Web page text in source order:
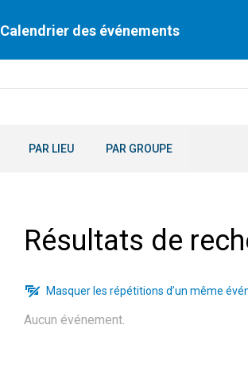
Calendrier des événements
PAR LIEU PAR GROUPE
Résultats de
Masquer les répétitions d’un même
Aucun événement.